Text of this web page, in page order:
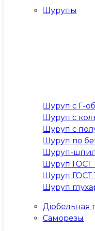
Шурупы
Шуруп с Г-
Шуруп с
Шуруп с
Шуруп по
Шуруп-
Шуруп ГОСТ
Шуруп ГОСТ
Шуруп
Дюбельная
Саморезы